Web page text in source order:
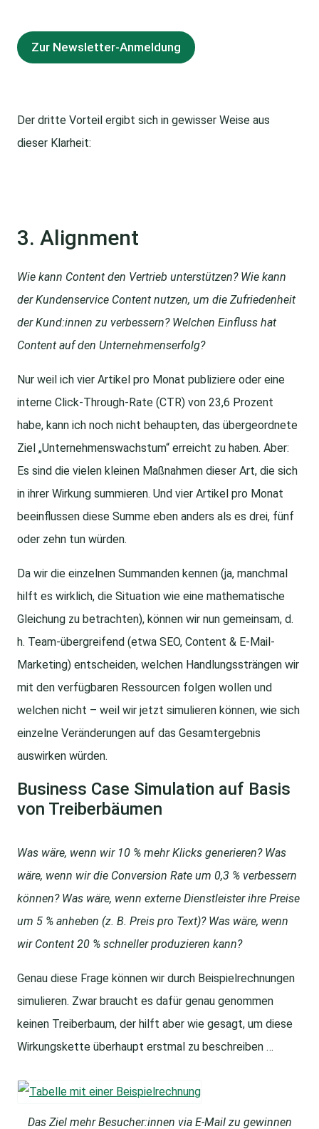
Zur Newsletter-Anmeldung
Der dritte Vorteil ergibt sich in gewisser Weise aus
dieser Klarheit:
3. Alignment
Wie kann Content den Vertrieb unterstützen? Wie kann
der Kundenservice Content nutzen, um die Zufriedenheit
der Kund:innen zu verbessern? Welchen Einfluss hat
Content auf den Unternehmenserfolg?
Nur weil ich vier Artikel pro Monat publiziere oder eine
interne Click-Through-Rate (CTR) von 23,6 Prozent
habe, kann ich noch nicht behaupten, das übergeordnete
Ziel „Unternehmenswachstum“ erreicht zu haben. Aber:
Es sind die vielen kleinen Maßnahmen dieser Art, die sich
in ihrer Wirkung summieren. Und vier Artikel pro Monat
beeinflussen diese Summe eben anders als es drei, fünf
oder zehn tun würden.
Da wir die einzelnen Summanden kennen (ja, manchmal
hilft es wirklich, die Situation wie eine mathematische
Gleichung zu betrachten), können wir nun gemeinsam, d.
h. Team-übergreifend (etwa SEO, Content & E-Mail-
Marketing) entscheiden, welchen Handlungssträngen wir
mit den verfügbaren Ressourcen folgen wollen und
welchen nicht – weil wir jetzt simulieren können, wie sich
einzelne Veränderungen auf das Gesamtergebnis
auswirken würden.
Business Case Simulation auf Basis
von Treiberbäumen
Was wäre, wenn wir 10 % mehr Klicks generieren? Was
wäre, wenn wir die Conversion Rate um 0,3 % verbessern
können? Was wäre, wenn externe Dienstleister ihre Preise
um 5 % anheben (z. B. Preis pro Text)? Was wäre, wenn
wir Content 20 % schneller produzieren kann?
Genau diese Frage können wir durch Beispielrechnungen
simulieren. Zwar braucht es dafür genau genommen
keinen Treiberbaum, der hilft aber wie gesagt, um diese
Wirkungskette überhaupt erstmal zu beschreiben …
Das Ziel mehr Besucher:innen via E-Mail zu gewinnen